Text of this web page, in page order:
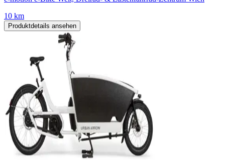
10 km
Produktdetails ansehen